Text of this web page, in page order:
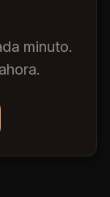
minuto.